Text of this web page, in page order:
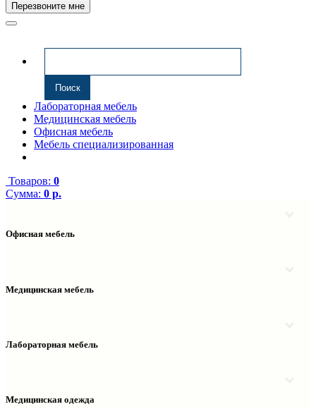
Перезвоните мне
Лабораторная мебель
Медицинская мебель
Офисная мебель
Мебель специализированная
Товаров: 0
Сумма: 0 р.
Офисная мебель
Надстройки
Столы рабочие
Шкафы колонки
Медицинская мебель
Шкафы колонки медицинские
Лабораторная мебель
Тумбы мойки лабораторные
Медицинская одежда